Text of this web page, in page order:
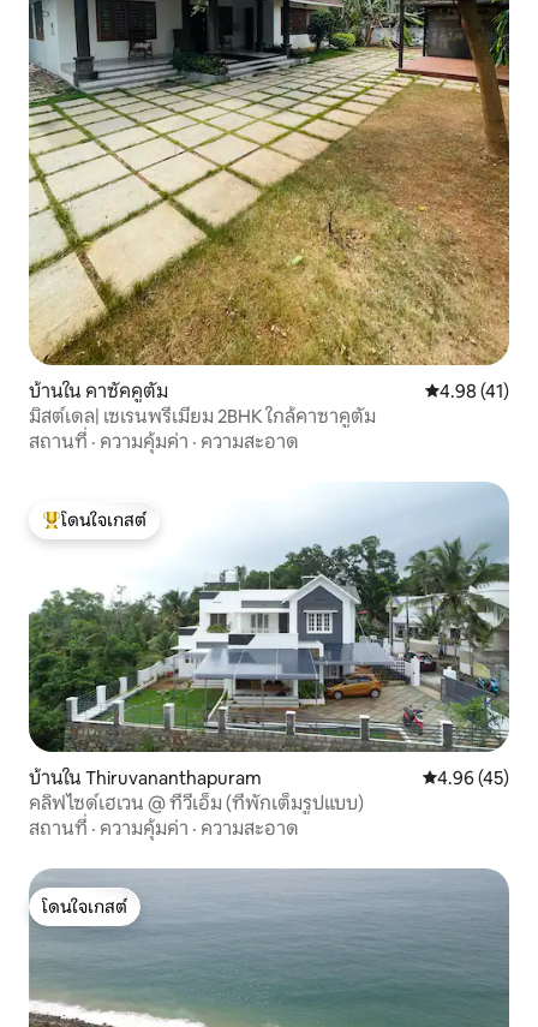
บ้านใน คาซัคคูตัม คะแนนเฉลี่ย
4.98 (41)
มิสต์เดล| เซเรนพรีเมียม 2BHK ใกล้คาซาคูตัม
สถานที่ · ความคุ้มค่า · ความสะอาด
โดนใจเกสต์ที่สุด
โดนใจเกสต์
บ้านใน Thiruvananthapuram คะแนนเฉลี่ย
4.96 (45)
คลิฟไซด์เฮเวน @ ทีวีเอ็ม (ที่พักเต็มรูปแบบ)
สถานที่ · ความคุ้มค่า · ความสะอาด
โดนใจเกสต์
โดนใจเกสต์